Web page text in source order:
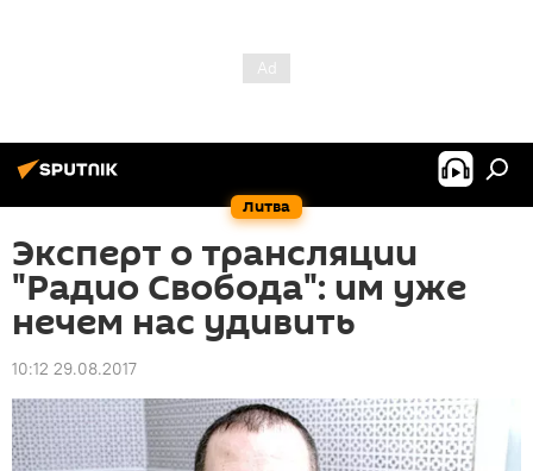
Литва
Эксперт о трансляции
"Радио Свобода": им уже
нечем нас удивить
10:12 29.08.2017